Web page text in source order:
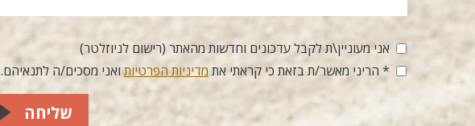
אני מעוניין\ת לקבל עדכונים וחדשות מהאתר (רישום לניוזלטר)
* הריני מאשר/ת בזאת כי קראתי את מדיניות הפרטיותואני מסכים/ה לתנאיהם.
שליחה